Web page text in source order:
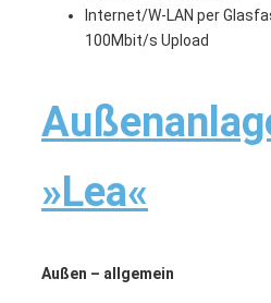
Internet/W-LAN per
100Mbit/s Upload
»Lea«
Außen – allgemein